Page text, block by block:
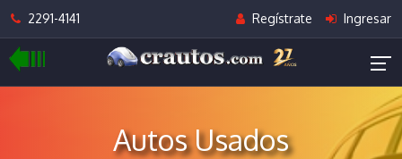
2291-4141 Regístrate Ingresar
Autos Usados